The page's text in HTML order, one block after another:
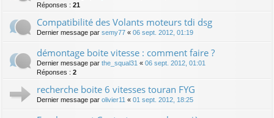
Réponses : 21
Compatibilité des Volants moteurs tdi dsg
Dernier message par semy77 « 06 sept. 2012, 01:19
démontage boite vitesse : comment faire ?
Dernier message par the_squal31 « 06 sept. 2012, 01:01
Réponses : 2
recherche boite 6 vitesses touran FYG
Dernier message par olivier11 « 01 sept. 2012, 18:25